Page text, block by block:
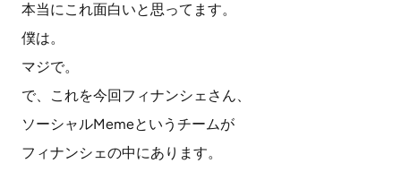
本当にこれ面白いと思ってます。
僕は。
マジで。
で、これを今回フィナンシェさん、
ソーシャルMemeというチームが
フィナンシェの中にあります。